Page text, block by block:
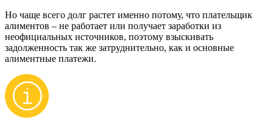
Но чаще всего долг растет именно потому, что плательщик
алиментов – не работает или получает заработки из
неофициальных источников, поэтому взыскивать
задолженность так же затруднительно, как и основные
алиментные платежи.